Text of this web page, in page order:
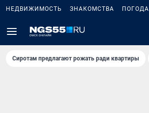
НЕДВИЖИМОСТЬ ЗНАКОМСТВА ПОГОДА
Сиротам предлагают рожать ради квартиры